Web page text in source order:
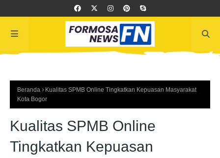
Beranda
Kualitas SPMB Online Tingkatkan Kepuasan Masyarakat
Kota Bogor
Kualitas SPMB Online
Tingkatkan Kepuasan